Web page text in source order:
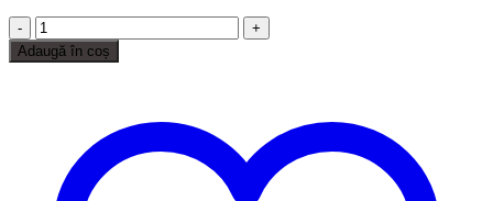
Cantitate
Aranjament
floral,
trandafiri
Adaugă în coș